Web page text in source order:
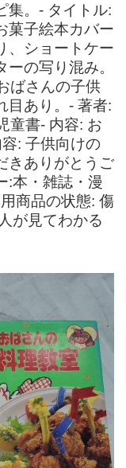
集。- タイトル:
菓子絵本カバー
、ショートケー
の写り混み。
ばさんの子供
目あり。- 著者:
童書- 内容: お
: 子供向けの
きありがとうご
:本・雑誌・漫
商品の状態: 傷
が見てわかる